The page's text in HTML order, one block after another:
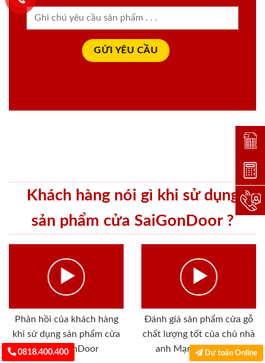
Khách hàng nói gì khi sử dụng
sản phẩm cửa SaiGonDoor ?
Phản hồi của khách hàng
khi sử dụng sản phẩm cửa
tại SaiGonDoor
Đánh giá sản phẩm cửa gỗ
chất lượng tốt của chủ nhà
anh Mạnh - Tân Bình
0818.400.400 Dự toán Online
Đặt
Dự